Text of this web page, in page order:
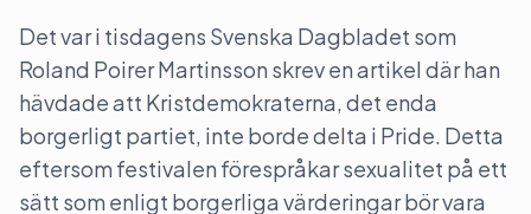
Det var i tisdagens Svenska Dagbladet som
Roland Poirer Martinsson skrev en artikel där han
hävdade att Kristdemokraterna, det enda
borgerligt partiet, inte borde delta i Pride. Detta
eftersom festivalen förespråkar sexualitet på ett
sätt som enligt borgerliga värderingar bör vara